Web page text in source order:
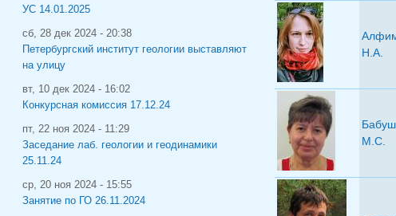
Н.А.
М.С.
УС 14.01.2025
сб, 28 дек 2024 - 20:38
Петербургский институт геологии выставляют
на улицу
вт, 10 дек 2024 - 16:02
Конкурсная комиссия 17.12.24
пт, 22 ноя 2024 - 11:29
Заседание лаб. геологии и геодинамики
25.11.24
ср, 20 ноя 2024 - 15:55
Занятие по ГО 26.11.2024